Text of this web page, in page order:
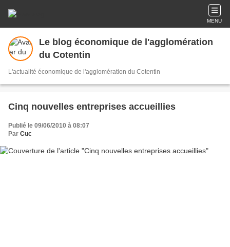
MENU
Le blog économique de l'agglomération
du Cotentin
L'actualité économique de l'agglomération du Cotentin
Cinq nouvelles entreprises accueillies
Publié le 09/06/2010 à 08:07
Par Cuc